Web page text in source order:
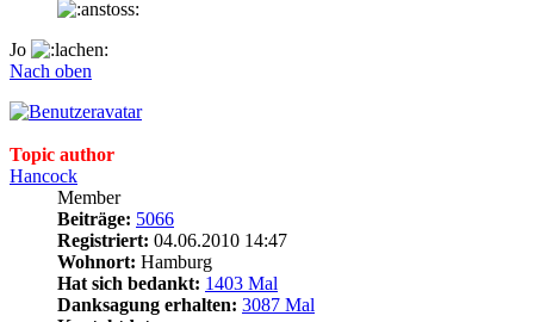
Jo
Nach oben
Topic author
Hancock
Member
Beiträge: 5066
Registriert: 04.06.2010 14:47
Wohnort: Hamburg
Hat sich bedankt: 1403 Mal
Danksagung erhalten: 3087 Mal